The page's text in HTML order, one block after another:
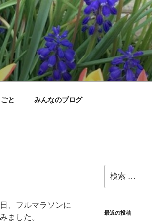
と みんなのブログ
、フルマラソンに
ました。
索:
最近の投稿